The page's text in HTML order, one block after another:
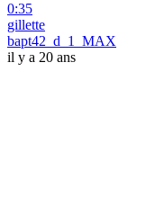
0:35
gillette
bapt42_d_1_MAX
il y a 20 ans